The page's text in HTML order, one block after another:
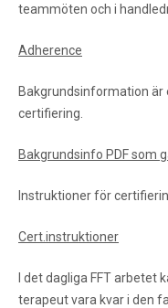
teammöten och i
Adherence
Bakgrundsinformation är
certifiering.
Bakgrundsinfo PDF som
Instruktioner för
Cert.instruktioner
I det dagliga FFT arbetet
terapeut vara kvar i den